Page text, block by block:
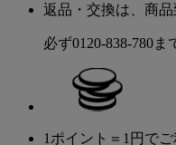
返品・交換は、商品
必ず0120-838-780ま
1ポイント＝1円で